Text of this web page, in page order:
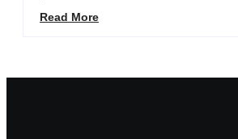
Read More